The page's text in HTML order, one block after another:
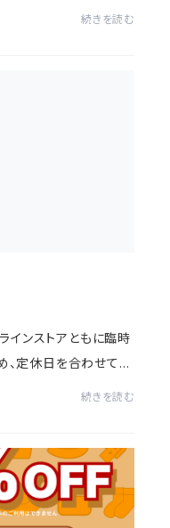
続きを読む
インストアともに臨時
、定休日を合わせて1
続きを読む